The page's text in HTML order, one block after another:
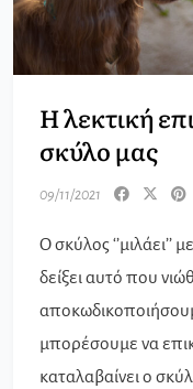
Η λεκτική
σκύλο μας
09/11/2021
Ο σκύλος
δείξει αυτό που
μπορέσουμε να
καταλαβαίνει ο